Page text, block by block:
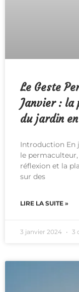
Le Geste
Janvier : la
du jardin
Introduction En
le
réflexion et la
sur des
LIRE LA SUITE »
3 janvier 2024 3